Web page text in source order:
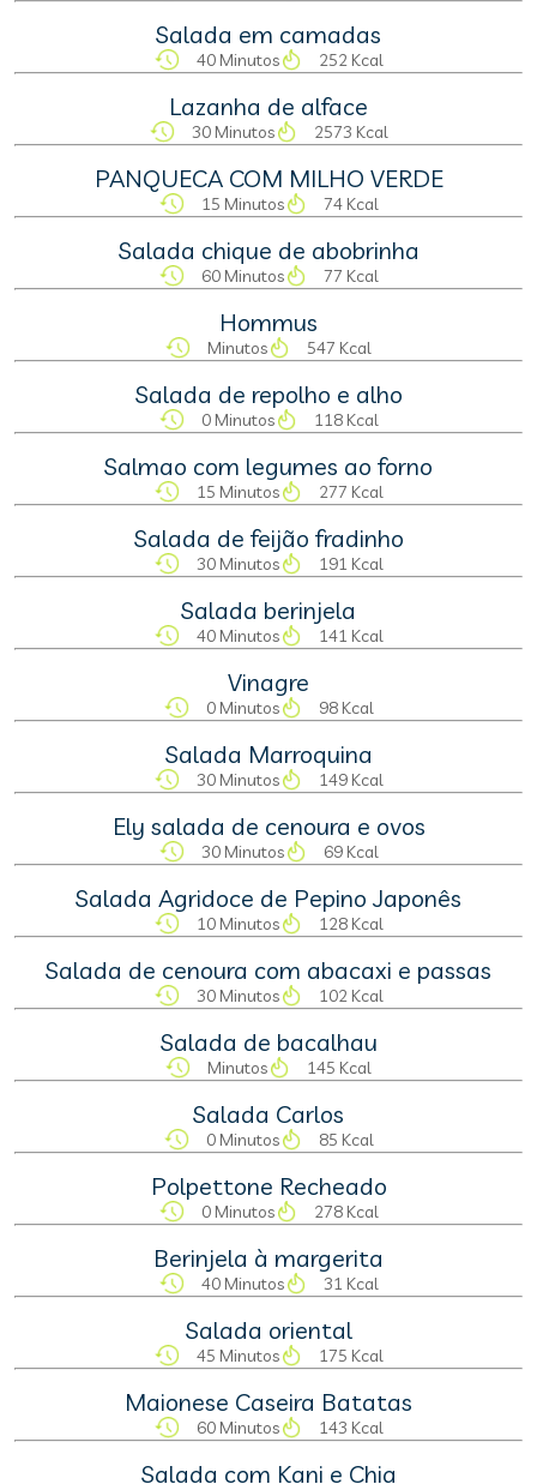
Salada em camadas
40 Minutos 252 Kcal
Lazanha de alface
30 Minutos 2573 Kcal
PANQUECA COM MILHO VERDE
15 Minutos 74 Kcal
Salada chique de abobrinha
60 Minutos 77 Kcal
Hommus
Minutos 547 Kcal
Salada de repolho e alho
0 Minutos 118 Kcal
Salmao com legumes ao forno
15 Minutos 277 Kcal
Salada de feijão fradinho
30 Minutos 191 Kcal
Salada berinjela
40 Minutos 141 Kcal
Vinagre
0 Minutos 98 Kcal
Salada Marroquina
30 Minutos 149 Kcal
Ely salada de cenoura e ovos
30 Minutos 69 Kcal
Salada Agridoce de Pepino Japonês
10 Minutos 128 Kcal
Salada de cenoura com abacaxi e passas
30 Minutos 102 Kcal
Salada de bacalhau
Minutos 145 Kcal
Salada Carlos
0 Minutos 85 Kcal
Polpettone Recheado
0 Minutos 278 Kcal
Berinjela à margerita
40 Minutos 31 Kcal
Salada oriental
45 Minutos 175 Kcal
Maionese Caseira Batatas
60 Minutos 143 Kcal
Salada com Kani e Chia